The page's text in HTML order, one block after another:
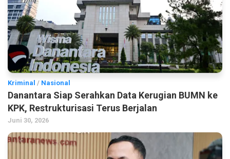
Kriminal / Nasional
Danantara Siap Serahkan Data Kerugian BUMN ke
KPK, Restrukturisasi Terus Berjalan
Juni 30, 2026